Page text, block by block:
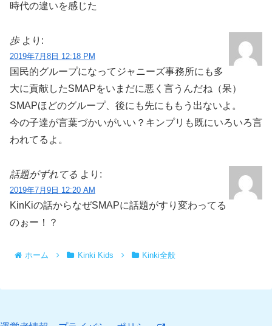
時代の違いを感じた
歩 より:
2019年7月8日 12:18 PM
国民的グループになってジャニーズ事務所にも多
大に貢献したSMAPをいまだに悪く言うんだね（呆）
SMAPほどのグループ、後にも先にももう出ないよ。
今の子達が言葉づかいがいい？キンプリも既にいろいろ言
われてるよ。
話題がずれてる より:
2019年7月9日 12:20 AM
KinKiの話からなぜSMAPに話題がすり変わってる
のぉー！？
ホーム Kinki Kids Kinki全般